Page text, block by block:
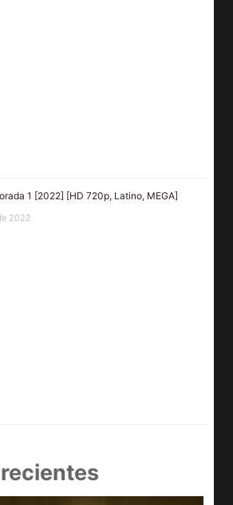
1 [2022] [HD 720p, Latino, MEGA]
2022